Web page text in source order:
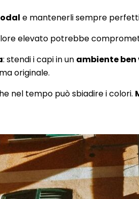
e mantenerli sempre
elevato potrebbe
: stendi i capi in un ambiente
originale.
nel tempo può sbiadire i colori.